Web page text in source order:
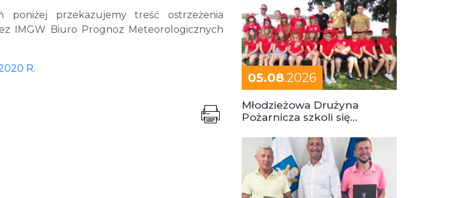
przekazujemy treść ostrzeżenia
IMGW Biuro Prognoz Meteorologicznych
R.
05.08.2026
Młodzieżowa Drużyna
Pożarnicza szkoli się